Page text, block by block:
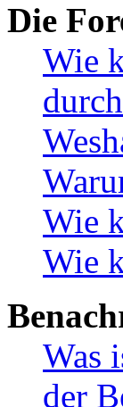
Die
Wie
Wie
Wie
Was
der